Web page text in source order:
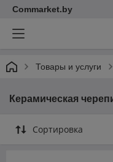
Commarket.by
Товары и услуги
Керамическая
Сортировка